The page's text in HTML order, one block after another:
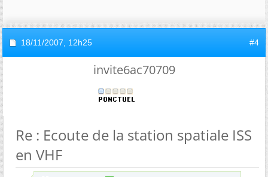
18/11/2007, 12h25 #4
invite6ac70709
Re : Ecoute de la station spatiale ISS
en VHF